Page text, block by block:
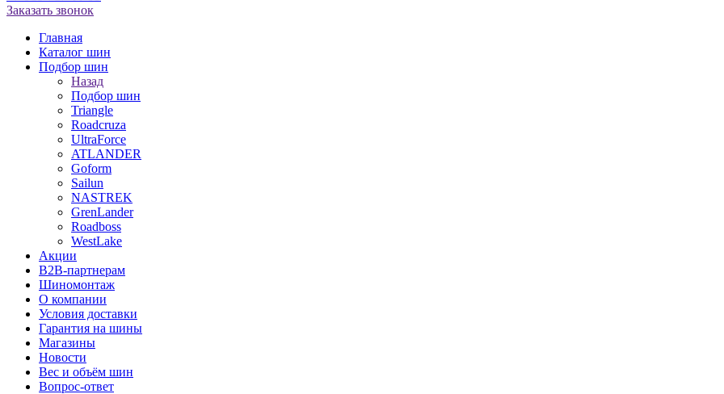
Заказать звонок
Главная
Каталог шин
Подбор шин
Назад
Подбор шин
Triangle
Roadcruza
UltraForce
ATLANDER
Goform
Sailun
NASTREK
GrenLander
Roadboss
WestLake
Акции
B2B-партнерам
Шиномонтаж
О компании
Условия доставки
Гарантия на шины
Магазины
Новости
Вес и объём шин
Вопрос-ответ